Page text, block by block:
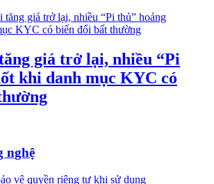
giá trở lại, nhiều “Pi
khi danh mục KYC có
nghệ